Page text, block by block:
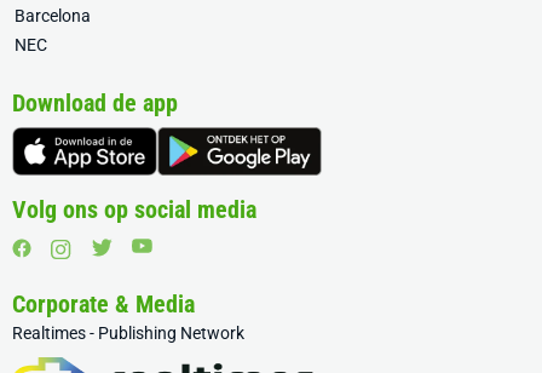
Barcelona
NEC
Download de app
Volg ons op social media
Corporate & Media
Realtimes - Publishing Network